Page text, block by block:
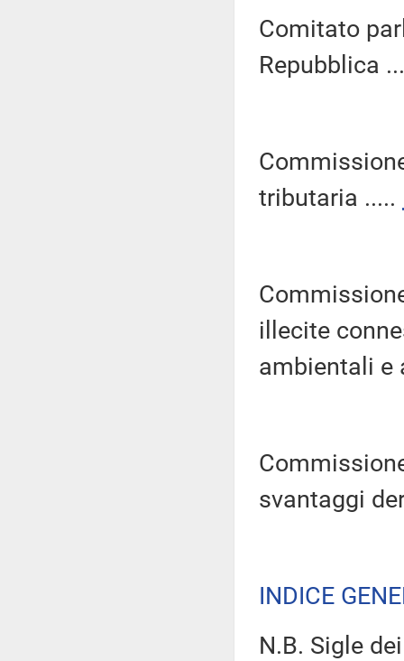
Comitato
Repubblica
tributaria .....
illecite
ambientali e
svantaggi
INDICE
N.B. Sigle